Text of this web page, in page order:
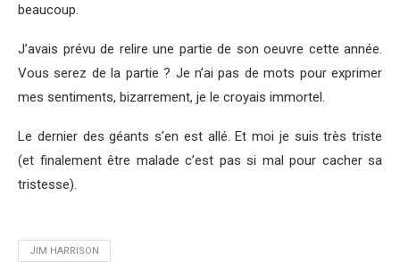
beaucoup.
J’avais prévu de relire une partie de son oeuvre cette année.
Vous serez de la partie ? Je n’ai pas de mots pour exprimer
mes sentiments, bizarrement, je le croyais immortel.
Le dernier des géants s’en est allé. Et moi je suis très triste
(et finalement être malade c’est pas si mal pour cacher sa
tristesse).
JIM HARRISON